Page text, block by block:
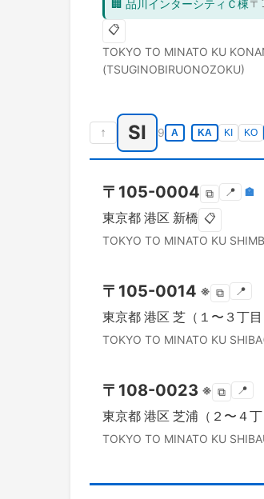
🏢 品川インターシティＣ棟〒
📋
TOKYO TO MINATO KU
(TSUGINOBIRUONOZOKU)
↑ SI 9 A KA KI KO
〒 105-0004 ⧉ 📍 🏣
東京都 港区 新橋 📋
TOKYO TO MINATO KU
〒 105-0014 ※ ⧉ 📍
東京都 港区 芝（１〜３丁目
TOKYO TO MINATO KU
〒 108-0023 ※ ⧉ 📍
東京都 港区 芝浦（２〜４丁
TOKYO TO MINATO KU